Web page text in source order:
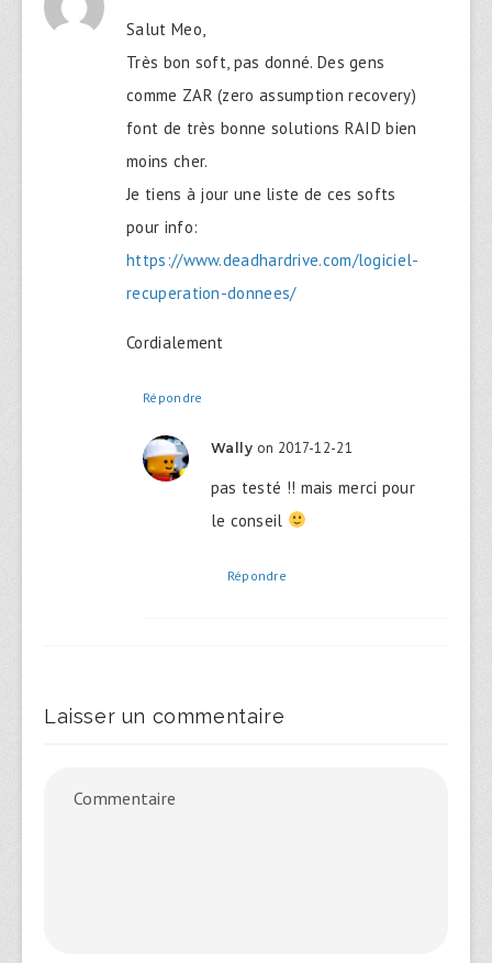
Salut Meo,
Très bon soft, pas donné. Des gens
comme ZAR (zero assumption recovery)
font de très bonne solutions RAID bien
moins cher.
Je tiens à jour une liste de ces softs
pour info:
https://www.deadhardrive.com/logiciel-
recuperation-donnees/
Cordialement
Répondre
Wally on 2017-12-21
pas testé !! mais merci pour
le conseil
Répondre
Laisser un commentaire